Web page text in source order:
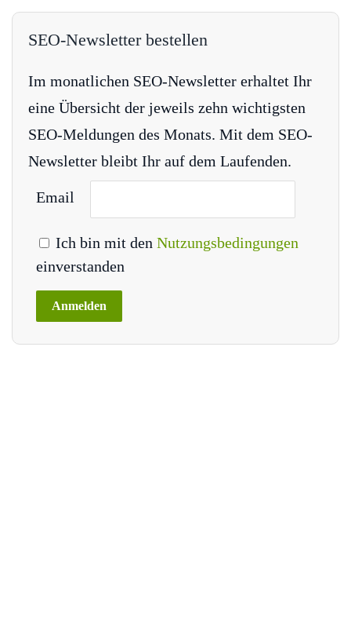
SEO-Newsletter bestellen
Im monatlichen SEO-Newsletter erhaltet Ihr
eine Übersicht der jeweils zehn wichtigsten
SEO-Meldungen des Monats. Mit dem SEO-
Newsletter bleibt Ihr auf dem Laufenden.
Email
Ich bin mit den Nutzungsbedingungen
einverstanden